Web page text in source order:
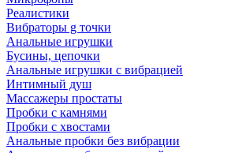
Реалистики
Вибраторы g точки
Анальные игрушки
Бусины, цепочки
Анальные игрушки с вибрацией
Интимный душ
Массажеры простаты
Пробки с камнями
Пробки с хвостами
Анальные пробки без вибрации